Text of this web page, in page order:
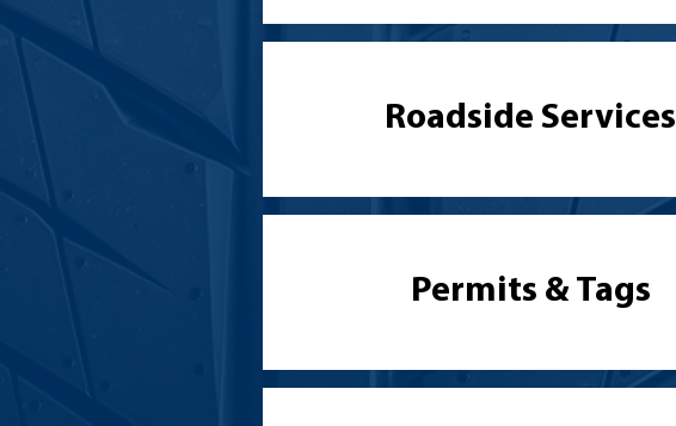
Roadside Services
Permits & Tags